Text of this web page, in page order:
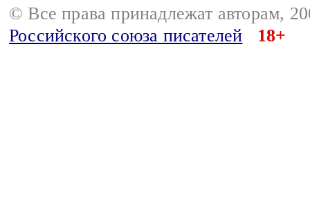
© Все права принадлежат авторам,
Российского союза писателей
18+